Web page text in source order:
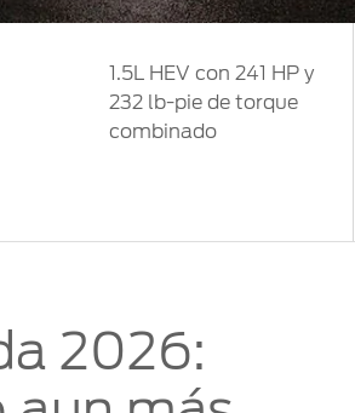
1.5L HEV con 241 HP y
232 lb-pie de torque
combinado
2026: